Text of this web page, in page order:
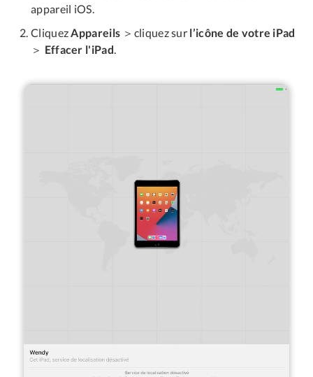
appareil iOS.
CliquezAppareils ＞cliquez sur l’icône de votre iPad
＞ Effacer l'iPad.